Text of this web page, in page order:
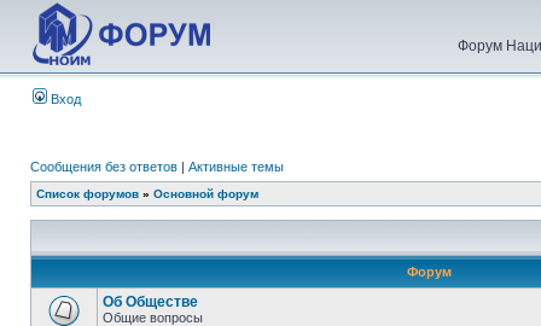
Форум
Вход
Сообщения без ответов | Активные темы
Список форумов » Основной форум
Форум
Об Обществе
Общие вопросы